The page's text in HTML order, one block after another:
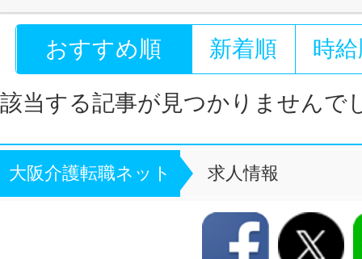
おすすめ順 新着順 時
該当する記事が見つかりませんで
大阪介護転職ネット 求人情報